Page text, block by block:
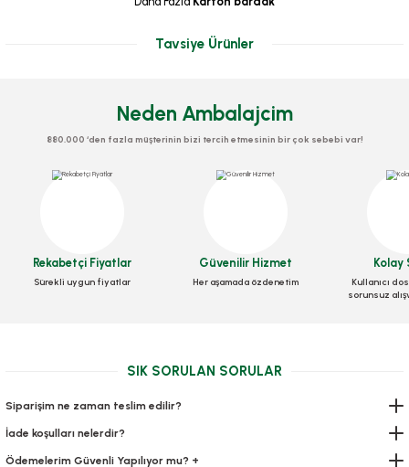
Tavsiye Ürünler
Stok Kodu 0047 27,07 TL + KDV
Neden Ambalajcim
880.000 ‘den fazla müşterinin bizi tercih etmesinin bir çok sebebi var!
Rekabetçi Fiyatlar
Sürekli uygun fiyatlar
Güvenilir Hizmet
Her aşamada özdenetim
Kolay
Kullanıcı
sorunsuz
SIK SORULAN SORULAR
Siparişim ne zaman teslim edilir?
İade koşulları nelerdir?
Ödemelerim Güvenli Yapılıyor mu? +